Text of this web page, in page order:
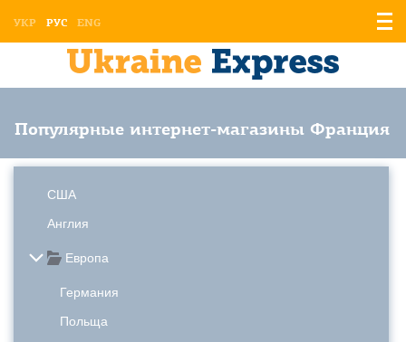
УКР РУС ENG
Популярные интернет-магазины Франция
США
Англия
Европа
Германия
Польща